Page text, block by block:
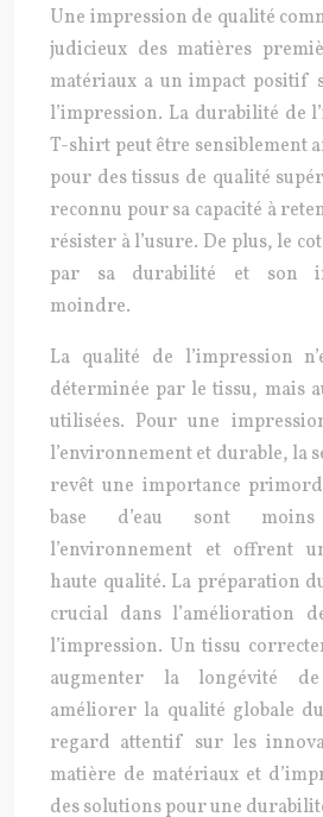
Une impression de qualité
judicieux des matières
matériaux a un impact positif
l’impression. La durabilité de
T-shirt peut être sensiblement
pour des tissus de qualité
reconnu pour sa capacité à
résister à l’usure. De plus, le
par sa durabilité et son
moindre.
La qualité de l’impression
déterminée par le tissu, mais
utilisées. Pour une
l’environnement et durable, la
revêt une importance
base d’eau sont
l’environnement et offrent
haute qualité. La préparation
crucial dans l’amélioration
l’impression. Un tissu
augmenter la longévité
améliorer la qualité globale
regard attentif sur les
matière de matériaux et
des solutions pour une